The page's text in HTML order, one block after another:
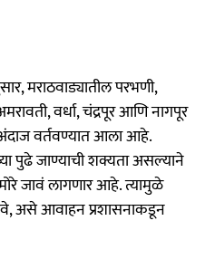
मराठवाड्यातील परभणी,
वर्धा, चंद्रपूर आणि नागपूर
अंदाज वर्तवण्यात आला आहे.
पुढे जाण्याची शक्यता असल्याने
जावं लागणार आहे. त्यामुळे
असे आवाहन प्रशासनाकडून